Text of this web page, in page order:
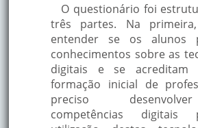
O questionário foi
três partes. Na
entender se os alunos
conhecimentos sobre as
digitais e se acreditam
formação inicial de
preciso
competências